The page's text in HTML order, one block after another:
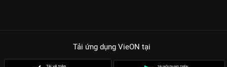
Tải ứng dụng VieON tại